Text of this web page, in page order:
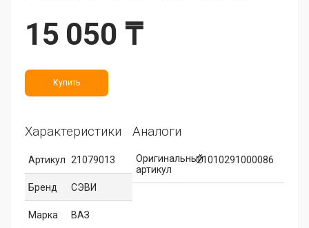
15 050 ₸
Купить
Характеристики
Артикул 21079013
Бренд СЭВИ
Марка ВАЗ
Аналоги
Оригинальный
артикул
21010291000086